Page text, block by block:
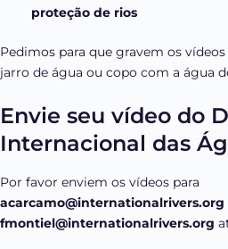
proteção de rios
Pedimos para que gravem os
jarro de água ou copo com a água
Envie seu vídeo do
Internacional das
Por favor enviem os vídeos para
acarcamo@internationalrivers.org
fmontiel@internationalrivers.org